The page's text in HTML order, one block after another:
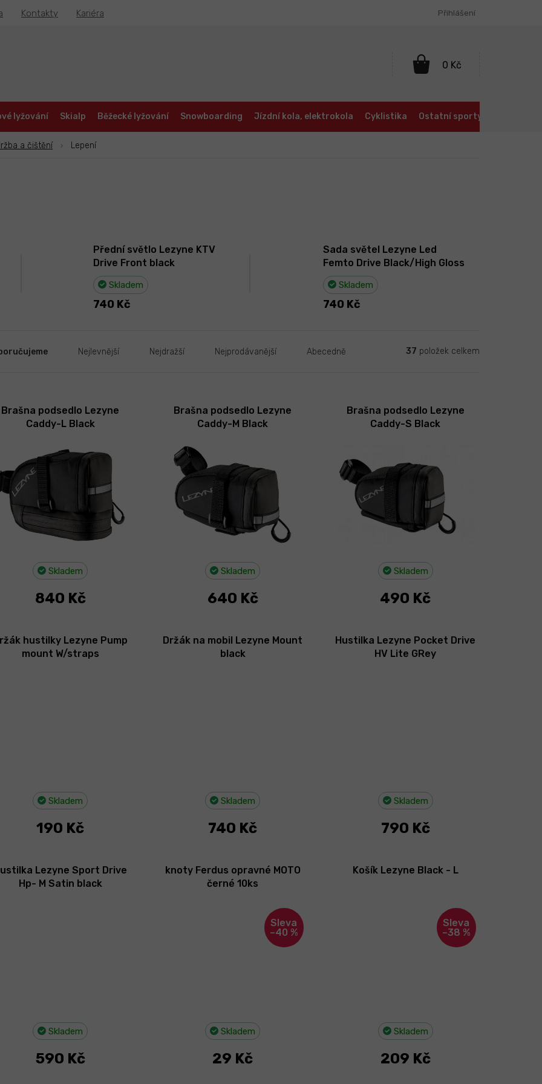
Kontakty Kariéra Přihlášení
NÁKUPNÍ
lyžování Skialp Běžecké lyžování Snowboarding Jízdní kola, elektrokola Cyklistika Ostatní sporty
a čištění Lepení
Přední světlo Lezyne KTV
Drive Front black
Skladem
740 Kč
Sada světel Lezyne Led
Femto Drive Black/High Gloss
Skladem
740 Kč
Nejlevnější Nejdražší Nejprodávanější Abecedně 37 položek celkem
Brašna podsedlo Lezyne
Caddy-L Black
Skladem
840 Kč
Brašna podsedlo Lezyne
Caddy-M Black
Skladem
640 Kč
Brašna podsedlo Lezyne
Caddy-S Black
Skladem
490 Kč
hustilky Lezyne Pump
mount W/straps
Skladem
190 Kč
Držák na mobil Lezyne Mount
black
Skladem
740 Kč
Hustilka Lezyne Pocket Drive
HV Lite GRey
Skladem
790 Kč
Lezyne Sport Drive
Hp- M Satin black
Skladem
590 Kč
–40 %
knoty Ferdus opravné MOTO
černé 10ks
Skladem
29 Kč
–38 %
Košík Lezyne Black - L
Skladem
209 Kč